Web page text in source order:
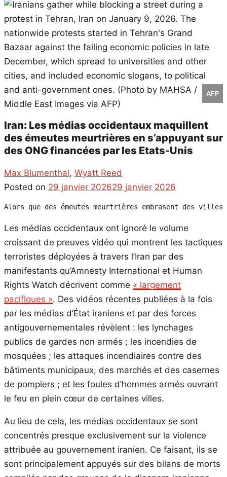
AFP
Iran: Les médias occidentaux maquillent
des émeutes meurtrières en s’appuyant sur
des ONG financées par les Etats-Unis
Max Blumenthal, Wyatt Reed
Posted on 29 janvier 202629 janvier 2026
Alors que des émeutes meurtrières embrasent des
Les médias occidentaux ont ignoré le volume
croissant de preuves vidéo qui montrent les tactiques
terroristes déployées à travers l’Iran par des
manifestants qu’Amnesty International et Human
Rights Watch décrivent comme « largement
pacifiques ». Des vidéos récentes publiées à la fois
par les médias d’État iraniens et par des forces
antigouvernementales révèlent : les lynchages
publics de gardes non armés ; les incendies de
mosquées ; les attaques incendiaires contre des
bâtiments municipaux, des marchés et des casernes
de pompiers ; et les foules d’hommes armés ouvrant
le feu en plein cœur de certaines villes.
Au lieu de cela, les médias occidentaux se sont
concentrés presque exclusivement sur la violence
attribuée au gouvernement iranien. Ce faisant, ils se
sont principalement appuyés sur des bilans de morts